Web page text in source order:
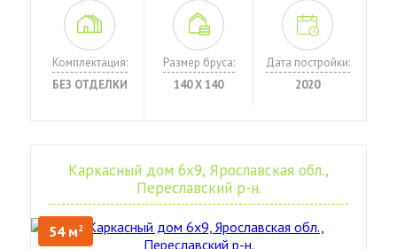
Комплектация:
БЕЗ ОТДЕЛКИ
Размер бруса:
140 Х 140
Дата постройки:
2020
Каркасный дом 6х9, Ярославская обл.,
Переславский р-н.
54 м2